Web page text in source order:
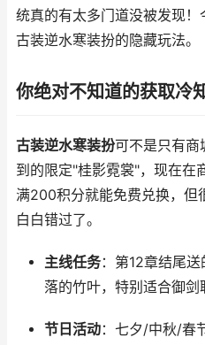
统真的有太多门道没被发现
古装逆水寒装扮的隐藏玩法。
你绝对不知道的获取冷
古装逆水寒装扮可不是只有商
到的限定"桂影霓裳"，现在在
满200积分就能免费兑换，但
白白错过了。
主线任务：第12章结尾
落的竹叶，特别适合御剑
节日活动：七夕/中秋/春